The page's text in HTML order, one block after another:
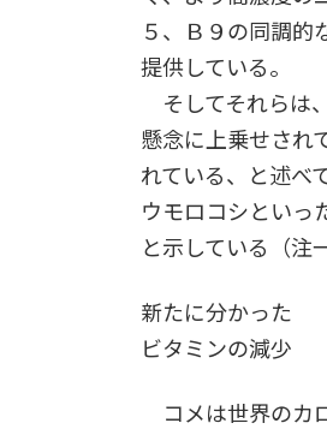
５、Ｂ９の同調的
提供している。
そしてそれらは
懸念に上乗せされ
れている、と述べ
ウモロコシといっ
と示している（注
新たに分かった
ビタミンの減少
コメは世界のカ